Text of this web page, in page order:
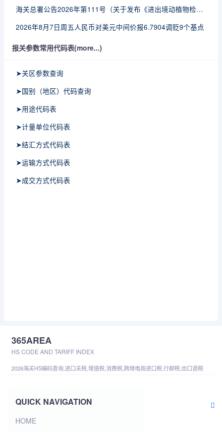
海关总署公告2026年第111号（关于发布《进出境动植物检疫处理监督管理工作规定》《进出境卫生处理监督管理工作规定》的公告）
2026年8月7日周五人民币对美元中间价报6.7904调贬9个基点
报关参数常用代码表(more...)
➤关区参数查询
➤国别（地区）代码查询
➤用途代码表
➤计量单位代码表
➤结汇方式代码表
➤运输方式代码表
➤成交方式代码表
365AREA
HS CODE AND TARIFF INDEX
2026海关HS编码查询,进口关税,增值税,消费税,跨境电商进口税,行邮税,出口退税
QUICK NAVIGATION
HOME